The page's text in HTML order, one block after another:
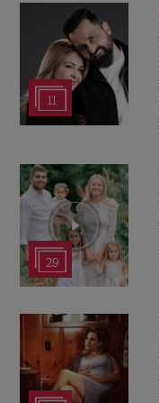
11
29